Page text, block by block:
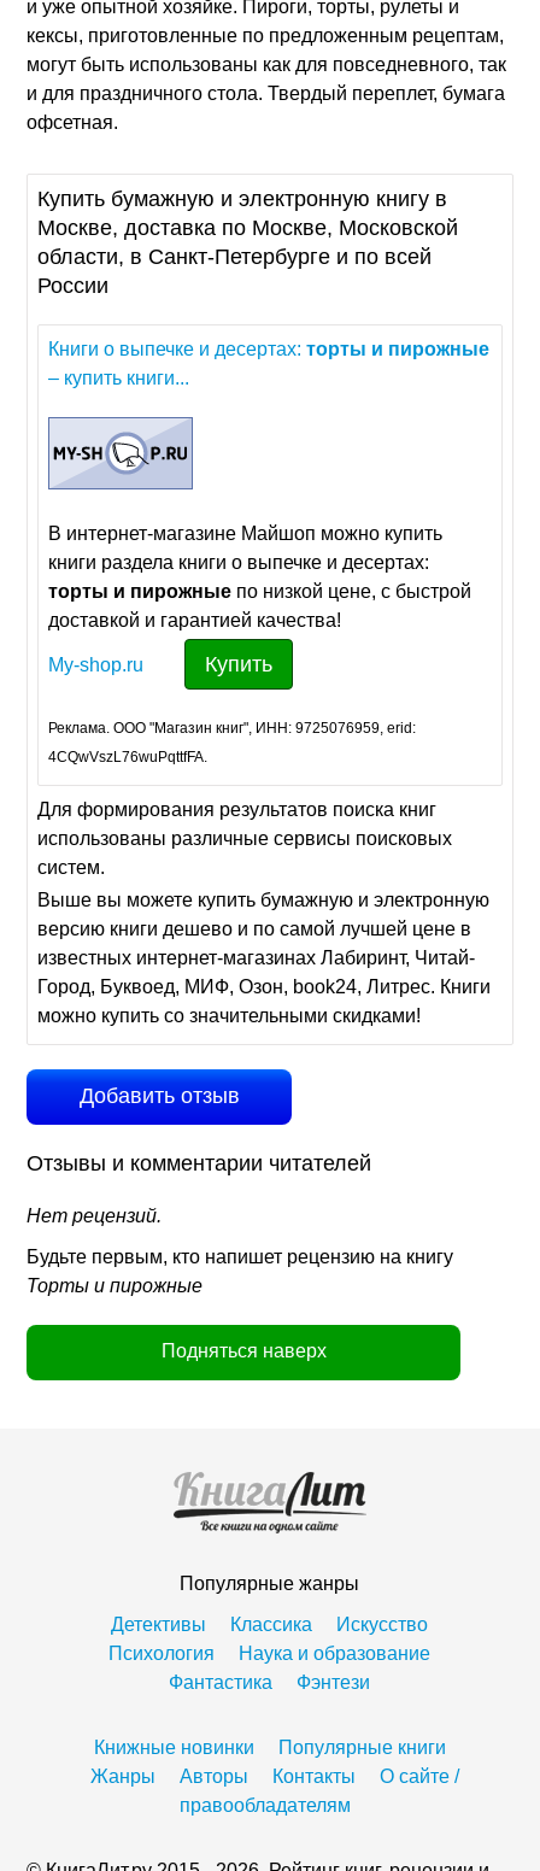
и уже опытной хозяйке. Пироги, торты, рулеты и
кексы, приготовленные по предложенным рецептам,
могут быть использованы как для повседневного, так
и для праздничного стола. Твердый переплет, бумага
офсетная.
Купить бумажную и электронную книгу в
Москве, доставка по Москве, Московской
области, в Санкт-Петербурге и по всей
России
Книги о выпечке и десертах:торты и пирожные
– купить книги...
В интернет-магазине Майшоп можно купить
книги раздела книги о выпечке и десертах:
торты и пирожные по низкой цене, с быстрой
доставкой и гарантией качества!
My-shop.ru Купить
Реклама. ООО "Магазин книг", ИНН: 9725076959, erid:
4CQwVszL76wuPqttfFA.
Для формирования результатов поиска книг
использованы различные сервисы поисковых
систем.
Выше вы можете купить бумажную и электронную
версию книги дешево и по самой лучшей цене в
известных интернет-магазинах Лабиринт, Читай-
Город, Буквоед, МИФ, Озон, book24, Литрес. Книги
можно купить со значительными скидками!
Добавить отзыв
Отзывы и комментарии читателей
Нет рецензий.
Будьте первым, кто напишет рецензию на книгу
Торты и пирожные
Подняться наверх
Популярные жанры
Детективы
Классика
Искусство
Психология
Наука и образование
Фантастика
Фэнтези
Книжные новинки
Популярные книги
Жанры
Авторы Контакты
О сайте /
правообладателям